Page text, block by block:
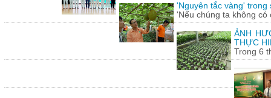
'Nguyên tắc vàng' trong
'Nếu chúng ta không
ẢNH
THỰC
Trong 6